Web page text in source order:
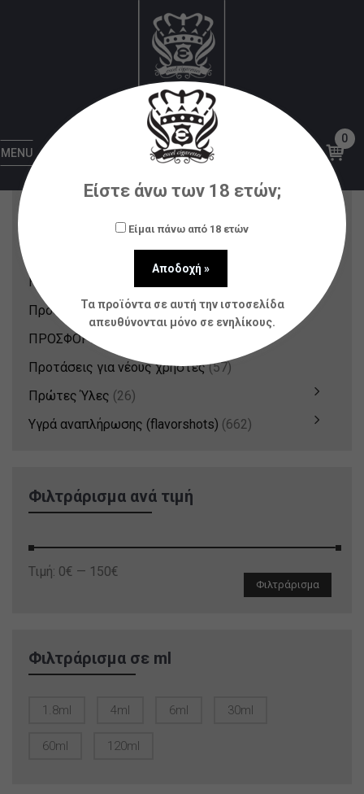
MENU
0
Πρόσφατα Προϊόντα
Πρόσφατα Προϊόντα
Κατηγορίες Προϊόντων
Nicotine Pouches & Strips (12)
Ηλεκτρονικά Τσιγάρα
Πρόσφατα Προϊόντα (214)
ΠΡΟΣΦΟΡΕΣ
Προτάσεις για νέους χρήστες (57)
Πρώτες Ύλες (26)
Υγρά αναπλήρωσης (flavorshots) (662)
Φιλτράρισμα ανά τιμή
Ελάχιστη
Μέγιστη
Φιλτράρισμα
Τιμή: 0€ — 150€
Φιλτράρισμα σε ml
1.8ml 4ml 6ml 30ml
60ml 120ml
Είστε άνω των 18 ετών;
Είμαι πάνω από 18 ετών
Τα προϊόντα σε αυτή την ιστοσελίδα
απευθύνονται μόνο σε ενηλίκους.